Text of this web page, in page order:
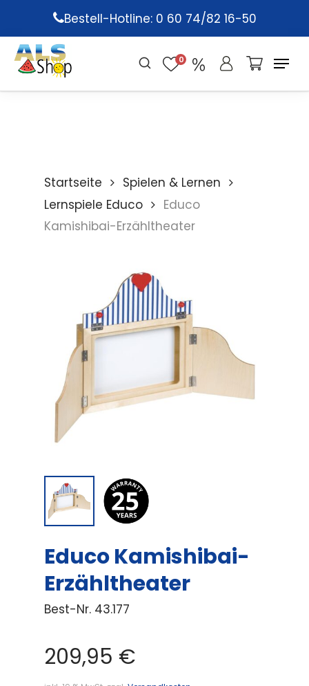
main
content
Bestell-Hotline: 0 60 74/82 16-50
0
Startseite
Spielen & Lernen
Lernspiele Educo
Educo
Kamishibai-Erzähltheater
Educo Kamishibai-
Erzähltheater
Best-Nr. 43.177
209,95 €